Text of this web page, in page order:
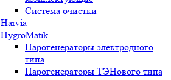
Система очистки
Harvia
HygroMatik
Парогенераторы электродного
типа
Парогенераторы ТЭНового типа